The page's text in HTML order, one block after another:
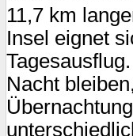
11,7 km
Insel eignet
Nacht